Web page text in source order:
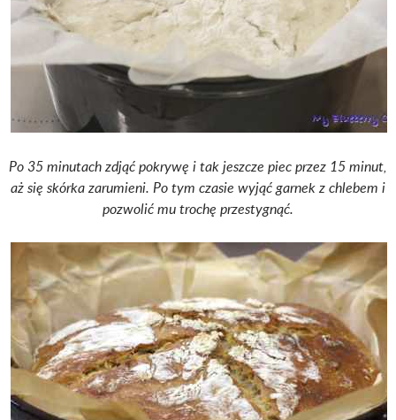
Po 35 minutach zdjąć pokrywę i tak jeszcze piec przez 15 minut,
aż się skórka zarumieni. Po tym czasie wyjąć garnek z chlebem i
pozwolić mu trochę przestygnąć.